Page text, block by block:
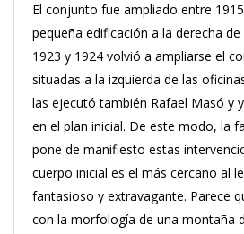
El conjunto fue ampliado entre
pequeña edificación a la derecha de
1923 y 1924 volvió a ampliarse el
situadas a la izquierda de las
las ejecutó también Rafael Masó y
en el plan inicial. De este modo, la
pone de manifiesto estas
cuerpo inicial es el más cercano al
fantasioso y extravagante. Parece
con la morfología de una montaña